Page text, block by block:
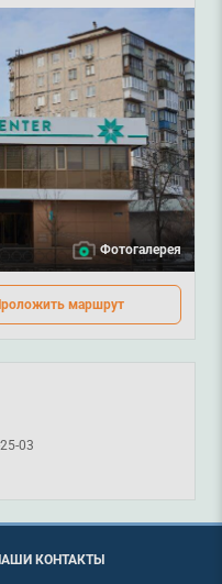
Фотогалерея
маршрут
03
КОНТАКТЫ